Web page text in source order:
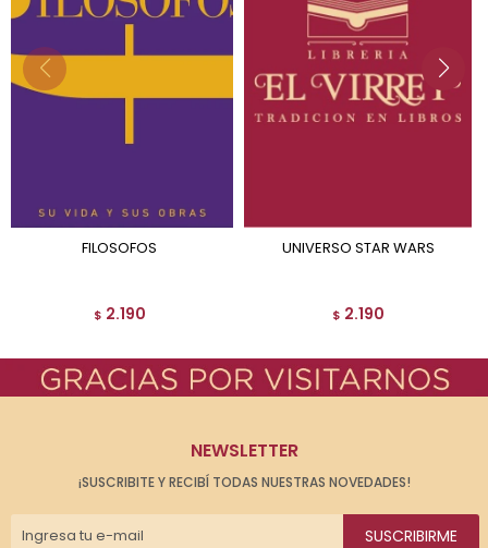
FILOSOFOS
$ 2.190
UNIVERSO STAR WARS
$ 2.190
NEWSLETTER
¡SUSCRIBITE Y RECIBÍ TODAS NUESTRAS NOVEDADES!
SUSCRIBIRME